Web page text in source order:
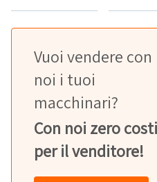
Vuoi vendere con
noi i tuoi
macchinari?
Con noi zero costi
per il venditore!